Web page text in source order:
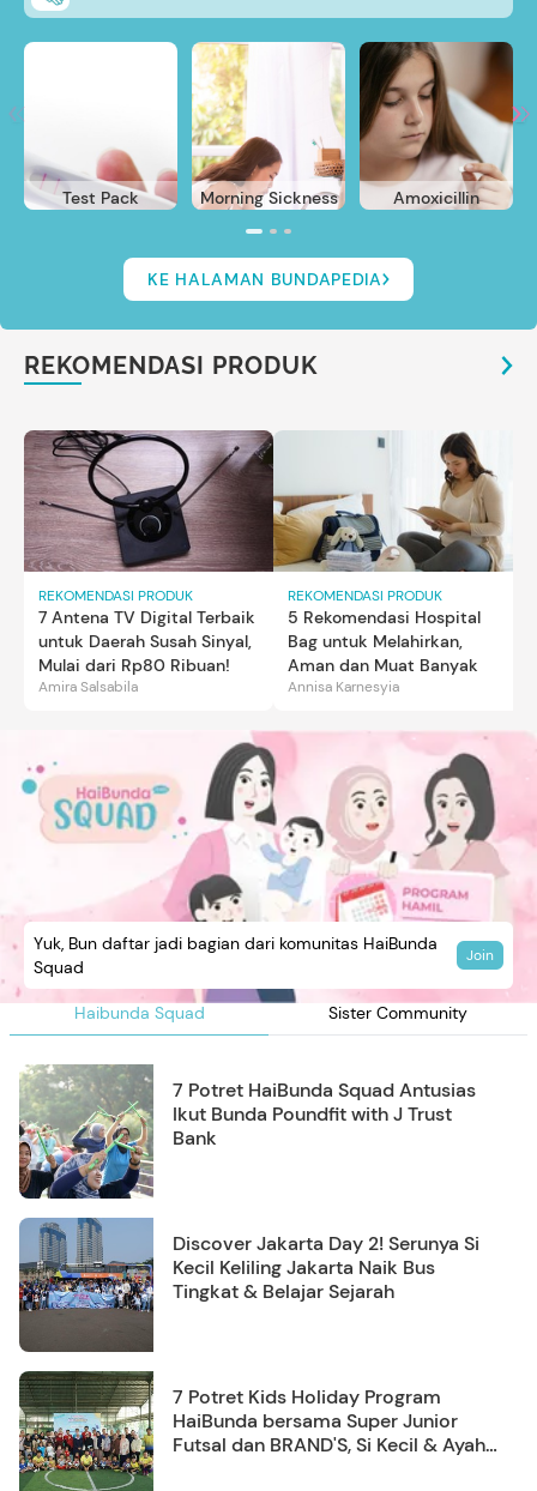
Test Pack Morning Sickness Amoxicillin
KE HALAMAN BUNDAPEDIA
REKOMENDASI PRODUK
REKOMENDASI PRODUK
7 Antena TV Digital Terbaik
untuk Daerah Susah Sinyal,
Mulai dari Rp80 Ribuan!
Amira Salsabila
REKOMENDASI PRODUK
5 Rekomendasi Hospital
Bag untuk Melahirkan,
Aman dan Muat Banyak
Annisa Karnesyia
Haibunda Squad Sister Community
Yuk, Bun daftar jadi bagian dari komunitas HaiBunda
Squad
Join
7 Potret HaiBunda Squad Antusias
Ikut Bunda Poundfit with J Trust
Bank
Discover Jakarta Day 2! Serunya Si
Kecil Keliling Jakarta Naik Bus
Tingkat & Belajar Sejarah
7 Potret Kids Holiday Program
HaiBunda bersama Super Junior
Futsal dan BRAND'S, Si Kecil & Ayah